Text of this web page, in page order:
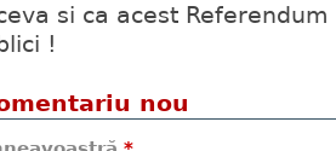
si ca acest
!
nou